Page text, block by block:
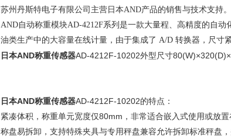
苏州丹斯特电子有限公司主营日本AND产品的销售与技术支持
AND自动称重模块AD-4212F系列是一款大量程、高精度的自动
油类生产中的大容量在线计量，由于集成了 A/D 转换器，尺寸
日本AND称重传感器AD-4212F-10202外型尺寸
日本AND称重传感器AD-4212F-10202的特点：
紧凑体积，称重单元宽度仅80mm ，非常适合嵌入式使用或放
称盘易拆卸，支持特殊夹具与专用秤盘兼容允许拆卸标准秤盘